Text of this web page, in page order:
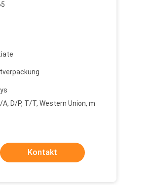
A, D/P, T/T, Western Union, m
Kontakt